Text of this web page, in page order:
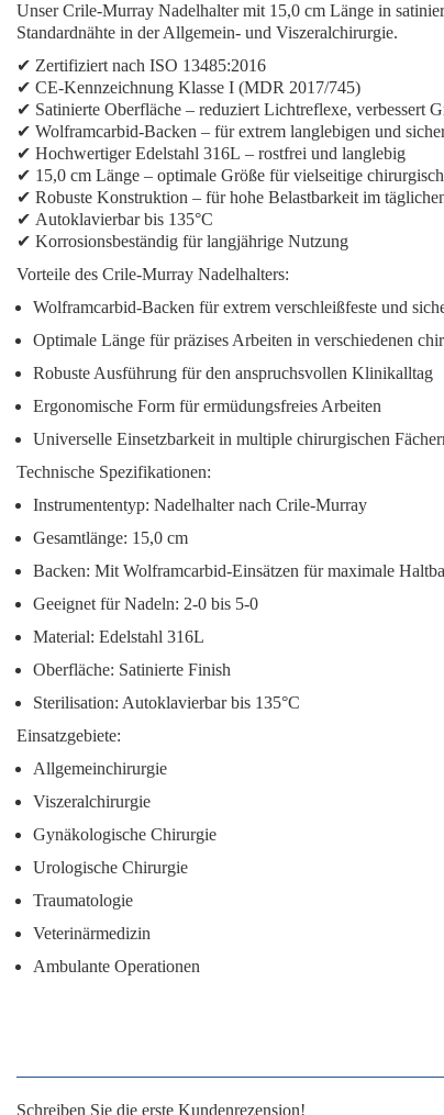
Unser Crile-Murray Nadelhalter mit 15,0 cm Länge in
Standardnähte in der Allgemein- und Viszeralchirurgie.
✔ Zertifiziert nach ISO 13485:2016
✔ CE-Kennzeichnung Klasse I (MDR 2017/745)
✔ Satinierte Oberfläche – reduziert Lichtreflexe, verbessert
✔ Wolframcarbid-Backen – für extrem langlebigen und
✔ Hochwertiger Edelstahl 316L – rostfrei und langlebig
✔ 15,0 cm Länge – optimale Größe für vielseitige
✔ Robuste Konstruktion – für hohe Belastbarkeit im
✔ Autoklavierbar bis 135°C
✔ Korrosionsbeständig für langjährige Nutzung
Vorteile des Crile-Murray Nadelhalters:
Wolframcarbid-Backen für extrem verschleißfeste und
Optimale Länge für präzises Arbeiten in verschiedenen
Robuste Ausführung für den anspruchsvollen Klinikalltag
Ergonomische Form für ermüdungsfreies Arbeiten
Universelle Einsetzbarkeit in multiple chirurgischen
Technische Spezifikationen:
Instrumententyp: Nadelhalter nach Crile-Murray
Gesamtlänge: 15,0 cm
Backen: Mit Wolframcarbid-Einsätzen für maximale
Geeignet für Nadeln: 2-0 bis 5-0
Material: Edelstahl 316L
Oberfläche: Satinierte Finish
Sterilisation: Autoklavierbar bis 135°C
Einsatzgebiete:
Allgemeinchirurgie
Viszeralchirurgie
Gynäkologische Chirurgie
Urologische Chirurgie
Traumatologie
Veterinärmedizin
Ambulante Operationen
Schreiben Sie die erste Kundenrezension!